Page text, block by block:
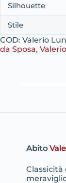
Silhouette
Stile
COD: Valerio
da Sposa,
Abito
Classicità